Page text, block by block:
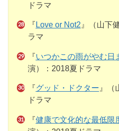
ドラマ
『Love or Not2』（山下
ラマ
『いつかこの雨がやむ日
演）：2018夏ドラマ
『グッド・ドクター 』（
ドラマ
『健康で文化的な最低限